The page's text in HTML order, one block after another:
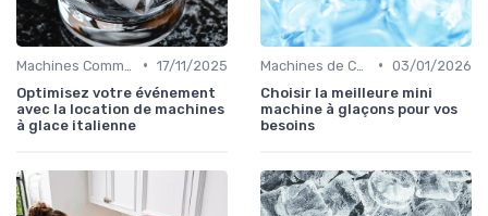
• 17/11/2025
Optimisez votre événement
avec la location de machines
à glace italienne
• 03/01/2026
Choisir la meilleure mini
machine à glaçons pour vos
besoins